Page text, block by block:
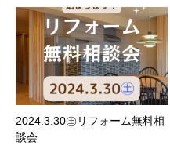
2024.3.30㊏リフォーム無料相
談会